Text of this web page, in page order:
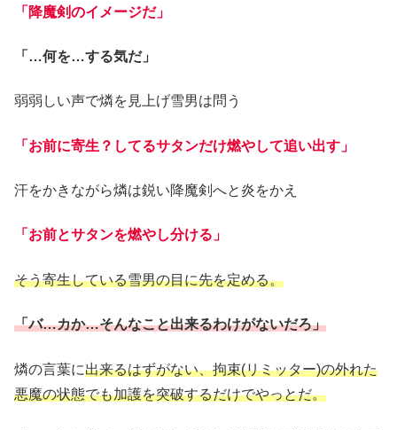
「降魔剣のイメージだ」
「…何を…する気だ」
弱弱しい声で燐を見上げ雪男は問う
「お前に寄生？してるサタンだけ燃やして追い出す」
汗をかきながら燐は鋭い降魔剣へと炎をかえ
「お前とサタンを燃やし分ける」
そう寄生している雪男の目に先を定める。
「バ…カか…そんなこと出来るわけがないだろ」
燐の言葉に出来るはずがない、拘束(リミッター)の外れた
悪魔の状態でも加護を突破するだけでやっとだ。